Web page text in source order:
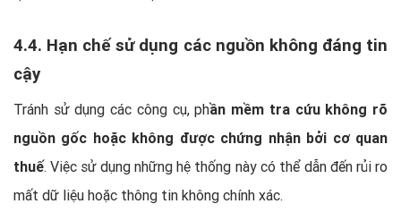
4.4. Hạn chế sử dụng các nguồn không đáng tin
cậy
Tránh sử dụng các công cụ, phần mềm tra cứu không rõ
nguồn gốc hoặc không được chứng nhận bởi cơ quan
thuế. Việc sử dụng những hệ thống này có thể dẫn đến rủi ro
mất dữ liệu hoặc thông tin không chính xác.